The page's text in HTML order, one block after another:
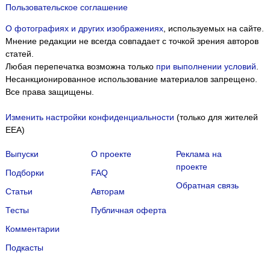
Пользовательское соглашение
О фотографиях и других изображениях, используемых на сайте.
Мнение редакции не всегда совпадает с точкой зрения авторов
статей.
Любая перепечатка возможна только при выполнении условий
Несанкционированное использование материалов запрещено.
Все права защищены.
Изменить настройки конфиденциальности (только для жителей
EEA)
Выпуски
Подборки
Статьи
Тесты
Комментарии
Подкасты
О проекте
FAQ
Авторам
Публичная оферта
Реклама на
проекте
Обратная связь